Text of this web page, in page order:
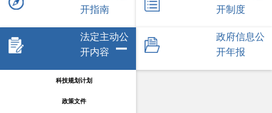
开指南
开制度
法定主动公
开内容
科技规划计划
政策文件
政府信息公
开年报